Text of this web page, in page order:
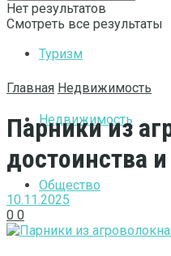
Туризм
Недвижимость
Общество
Нет результатов
Смотреть все результаты
Главная Недвижимость
Парники из
достоинства
10.11.2025
0 0